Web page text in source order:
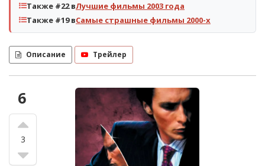
Также #22 вЛучшие фильмы 2003 года
Также #19 вСамые страшные фильмы 2000-х
Описание Трейлер
6
3